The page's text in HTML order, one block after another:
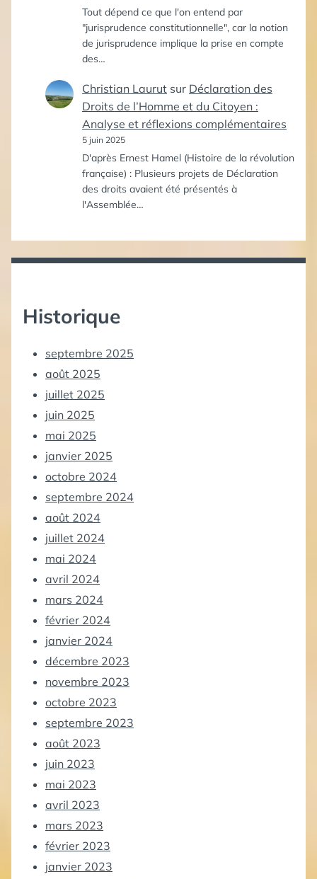
Tout dépend ce que l'on entend par
"jurisprudence constitutionnelle", car la notion
de jurisprudence implique la prise en compte
des…
Christian Laurut sur Déclaration des
Droits de l’Homme et du Citoyen :
Analyse et réflexions complémentaires
5 juin 2025
D'après Ernest Hamel (Histoire de la révolution
française) : Plusieurs projets de Déclaration
des droits avaient été présentés à
l'Assemblée…
Historique
septembre 2025
août 2025
juillet 2025
juin 2025
mai 2025
janvier 2025
octobre 2024
septembre 2024
août 2024
juillet 2024
mai 2024
avril 2024
mars 2024
février 2024
janvier 2024
décembre 2023
novembre 2023
octobre 2023
septembre 2023
août 2023
juin 2023
mai 2023
avril 2023
mars 2023
février 2023
janvier 2023